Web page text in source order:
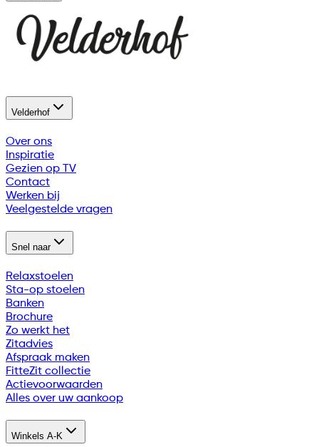
Velderhof
Over ons
Inspiratie
Gezien op TV
Contact
Werken bij
Veelgestelde vragen
Snel naar
Relaxstoelen
Sta-op stoelen
Banken
Brochure
Zo werkt het
Zitadvies
Afspraak maken
FitteZit collectie
Actievoorwaarden
Alles over uw aankoop
Winkels A-K